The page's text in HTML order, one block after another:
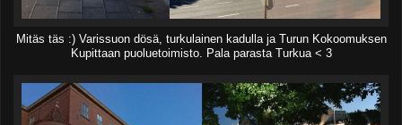
Mitäs täs :) Varissuon dösä, turkulainen kadulla ja Turun Kokoomuksen
Kupittaan puoluetoimisto. Pala parasta Turkua < 3